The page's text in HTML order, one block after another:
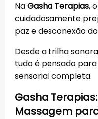
NaGasha Terapias,
cuidadosamente
paz e desconexão
Desde a trilha
tudo é pensado
sensorial completa.
Gasha
Massagem